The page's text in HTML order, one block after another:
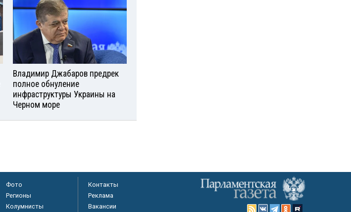
Владимир Джабаров предрек
полное обнуление
инфраструктуры Украины на
Черном море
Фото
Регионы
Колумнисты
Контакты
Реклама
Вакансии